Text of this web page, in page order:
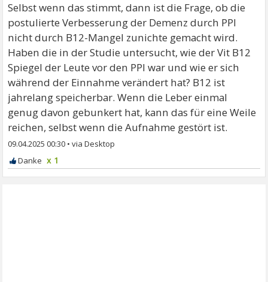
Selbst wenn das stimmt, dann ist die Frage, ob die
postulierte Verbesserung der Demenz durch PPI
nicht durch B12-Mangel zunichte gemacht wird.
Haben die in der Studie untersucht, wie der Vit B12
Spiegel der Leute vor den PPI war und wie er sich
während der Einnahme verändert hat? B12 ist
jahrelang speicherbar. Wenn die Leber einmal
genug davon gebunkert hat, kann das für eine Weile
reichen, selbst wenn die Aufnahme gestört ist.
09.04.2025 00:30 •
x 1